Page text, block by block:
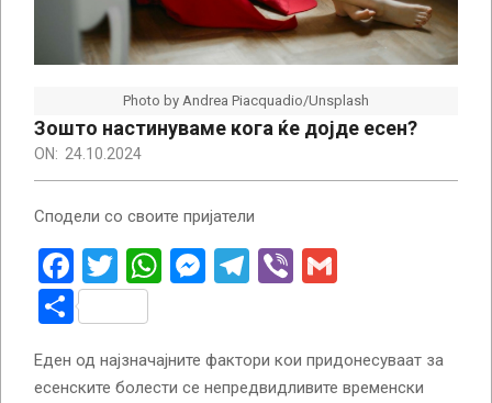
Photo by Andrea Piacquadio/Unsplash
Зошто настинуваме кога ќе дојде есен?
ON: 24.10.2024
Сподели со своите пријатели
Facebook
Twitter
WhatsApp
Messenger
Telegram
Viber
Share
Еден од најзначајните фактори кои придонесуваат за
есенските болести се непредвидливите временски